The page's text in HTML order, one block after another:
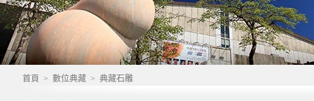
首頁 > 數位典藏 > 典藏石雕